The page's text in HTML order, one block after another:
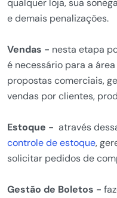
qualquer loja, sua
e demais penalizações.
Vendas - nesta etapa
é necessário para a
propostas comerciais,
vendas por clientes,
Estoque - através
controle de estoque,
solicitar pedidos de
Gestão de Boletos -